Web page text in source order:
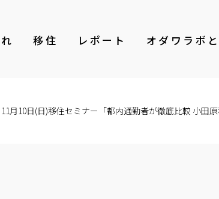
移住 レポート オダワラボ
11月10日(日)移住セミナー「都内通勤者が徹底比較 小田